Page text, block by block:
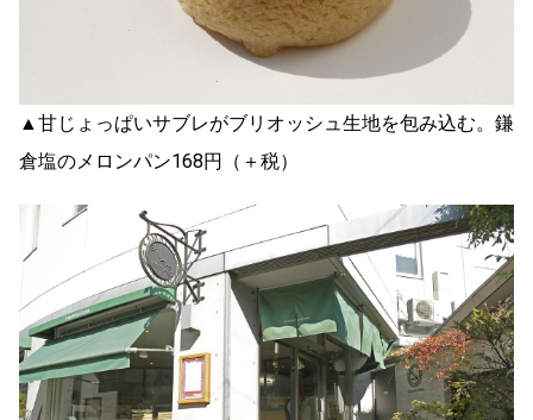
▲甘じょっぱいサブレがブリオッシュ生地を包み込む。鎌
倉塩のメロンパン168円（＋税）